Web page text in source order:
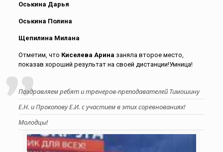
Оськина Дарья
Оськина Полина
Щепилина Милана
Отметим, что Киселева Арина заняла второе место,
показав хороший результат на своей дистанции!Умница!
Поздравляем ребят и тренеров-преподавателей Тимошину
Е.Н. и Прокопову Е.И. с участием в этих соревнованиях!
Молодцы!